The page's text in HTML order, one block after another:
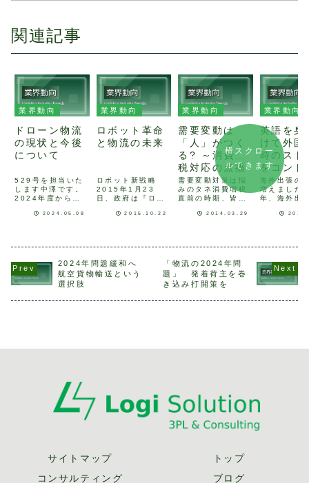
関連記事
業界動向
ドローン物流
の現状と今後
について
529号を担当いた
します中澤です。
2024年度から運
の上限規制が変更
直面しています。
本稿では、今後の
物流のあり方のひ
とつとして注目さ
2024.05.08
業界動向
ロボット革命
と物流の未来
ロボット新戦略
2015年1月23
日、政府は『ロボ
表しました。
盛り込んだ事から
取り纏められたも
ので、現状におけ
2015.10.22
業界動向
需要変動は
「人」がつく
る? ～消費増
税対応の点描
～
需要変動対策は悩
みのタネ消費増税
直前の時期、皆様
み増しをされまし
(セールや特売対
応)があります。常
の場合メーカーで
は、営業部門と顧
2014.03.29
業界動向
英語を身
けて外国
時のスト
をコント
ルしよう
った話
海外出張の
増えました
年、海外出
ります。海
で、その他
は読み書き
せん。中高
英語は教科
横スクロー
ルできます
2024年問題緩和へ
航空貨物輸送という
選択肢
「物流の2024年問
題」 発着荷主を巻
き込み打開策を
サイトマップ
トップ
コンサルティング
ブログ